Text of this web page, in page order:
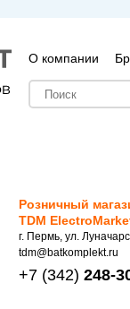
О компании
Розничный
TDM
г. Пермь, ул.
tdm@batkomplekt.ru
+7 (342) 248-